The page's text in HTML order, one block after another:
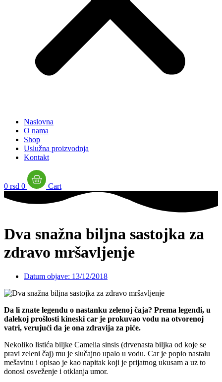
Naslovna
O nama
Shop
Uslužna proizvodnja
Kontakt
0 rsd 0 Cart
Dva snažna biljna sastojka za
zdravo mršavljenje
Datum objave: 13/12/2018
Da li znate legendu o nastanku zelenoj čaja? Prema legendi, u
dalekoj prošlosti kineski car je prokuvao vodu na otvorenoj
vatri, verujući da je ona zdravija za piće.
Nekoliko listića biljke Camelia sinsis (drvenasta biljka od koje se
pravi zeleni čaj) mu je slučajno upalo u vodu. Car je popio nastalu
mešavinu i opisao je kao napitak koji je prijatnog ukusam a uz to
donosi osveženje i otklanja umor.